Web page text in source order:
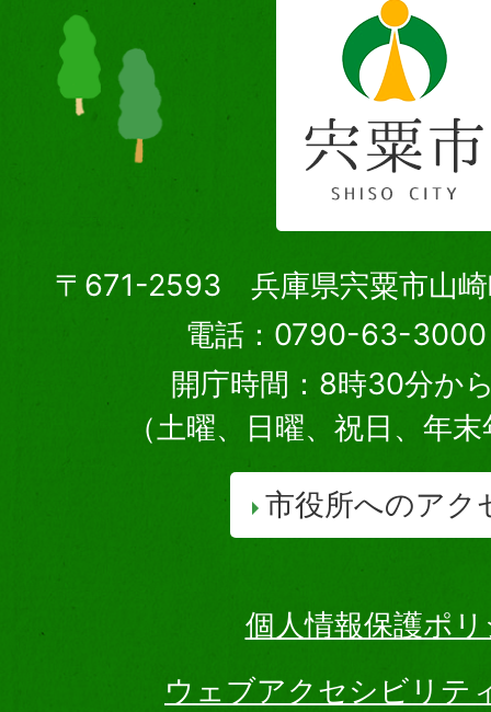
〒671-2593 兵庫県宍粟市山崎
電話：0790-63-3000
開庁時間：8時30分か
（土曜、日曜、祝日、年
市役所へのアク
個人情報保護ポ
ウェブアクセシビリテ